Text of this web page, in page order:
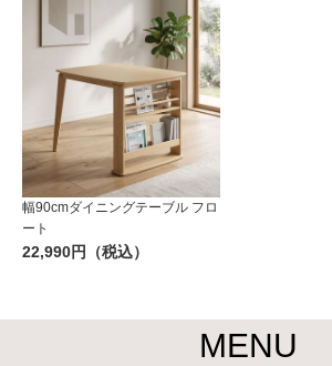
幅90cmダイニングテーブル フロ
ート
22,990円（税込）
MENU